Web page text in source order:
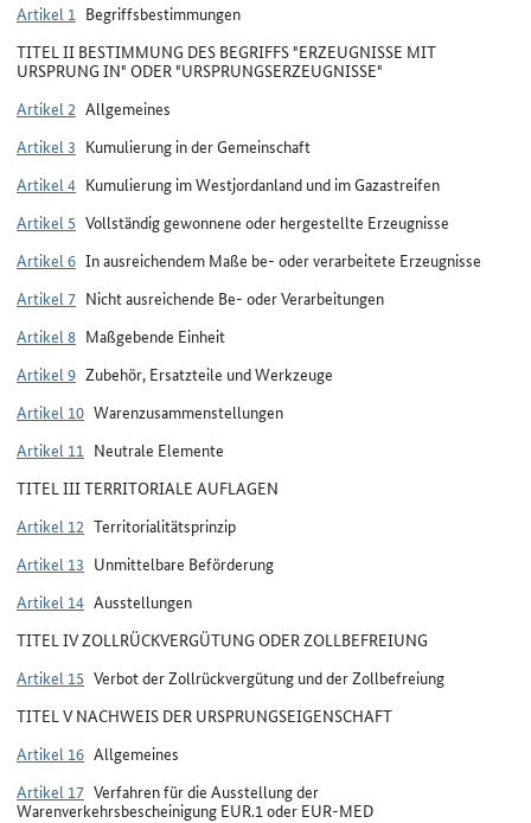
Artikel 1 Begriffsbestimmungen
TITEL II BESTIMMUNG DES BEGRIFFS "ERZEUGNISSE MIT
URSPRUNG IN" ODER "URSPRUNGSERZEUGNISSE"
Artikel 2 Allgemeines
Artikel 3 Kumulierung in der Gemeinschaft
Artikel 4 Kumulierung im Westjordanland und im Gazastreifen
Artikel 5 Vollständig gewonnene oder hergestellte Erzeugnisse
Artikel 6 In ausreichendem Maße be- oder verarbeitete Erzeugnisse
Artikel 7 Nicht ausreichende Be- oder Verarbeitungen
Artikel 8 Maßgebende Einheit
Artikel 9 Zubehör, Ersatzteile und Werkzeuge
Artikel 10 Warenzusammenstellungen
Artikel 11 Neutrale Elemente
TITEL III TERRITORIALE AUFLAGEN
Artikel 12 Territorialitätsprinzip
Artikel 13 Unmittelbare Beförderung
Artikel 14 Ausstellungen
TITEL IV ZOLLRÜCKVERGÜTUNG ODER ZOLLBEFREIUNG
Artikel 15 Verbot der Zollrückvergütung und der Zollbefreiung
TITEL V NACHWEIS DER URSPRUNGSEIGENSCHAFT
Artikel 16 Allgemeines
Artikel 17 Verfahren für die Ausstellung der
Warenverkehrsbescheinigung EUR.1 oder EUR-MED